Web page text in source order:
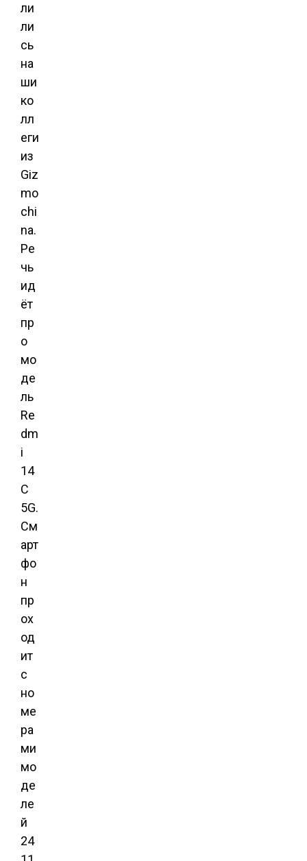
ли
ли
сь
на
ши
ко
лл
еги
из
Giz
mo
chi
na.
Ре
чь
ид
ёт
пр
о
мо
де
ль
Re
dm
i
14
C
5G.
См
арт
фо
н
пр
ох
од
ит
с
но
ме
ра
ми
мо
де
ле
й
24